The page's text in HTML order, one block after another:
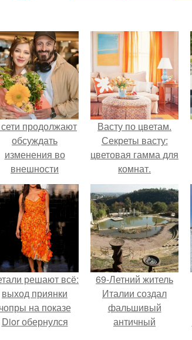
продолжают
обсуждать
изменения во
внешности
актрисы.
Васту по цветам.
Секреты васту:
цветовая гамма для
комнат.
решают всё:
выход приянки
чопры на показе
Dior обернулся
69-Летний житель
Италии создал
фальшивый
античный